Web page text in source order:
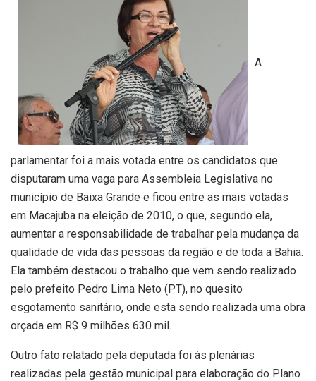
A
parlamentar foi a mais votada entre os candidatos que
disputaram uma vaga para Assembleia Legislativa no
município de Baixa Grande e ficou entre as mais votadas
em Macajuba na eleição de 2010, o que, segundo ela,
aumentar a responsabilidade de trabalhar pela mudança da
qualidade de vida das pessoas da região e de toda a Bahia.
Ela também destacou o trabalho que vem sendo realizado
pelo prefeito Pedro Lima Neto (PT), no quesito
esgotamento sanitário, onde esta sendo realizada uma obra
orçada em R$ 9 milhões 630 mil.
Outro fato relatado pela deputada foi às plenárias
realizadas pela gestão municipal para elaboração do Plano